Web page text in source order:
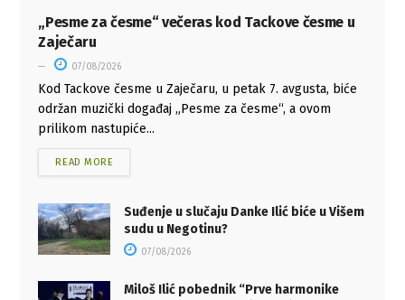
„Pesme za česme“ večeras kod Tackove česme u
Zaječaru
07/08/2026
Kod Tackove česme u Zaječaru, u petak 7. avgusta, biće
održan muzički događaj „Pesme za česme“, a ovom
prilikom nastupiće...
READ MORE
Suđenje u slučaju Danke Ilić biće u Višem
sudu u Negotinu?
07/08/2026
Miloš Ilić pobednik “Prve harmonike